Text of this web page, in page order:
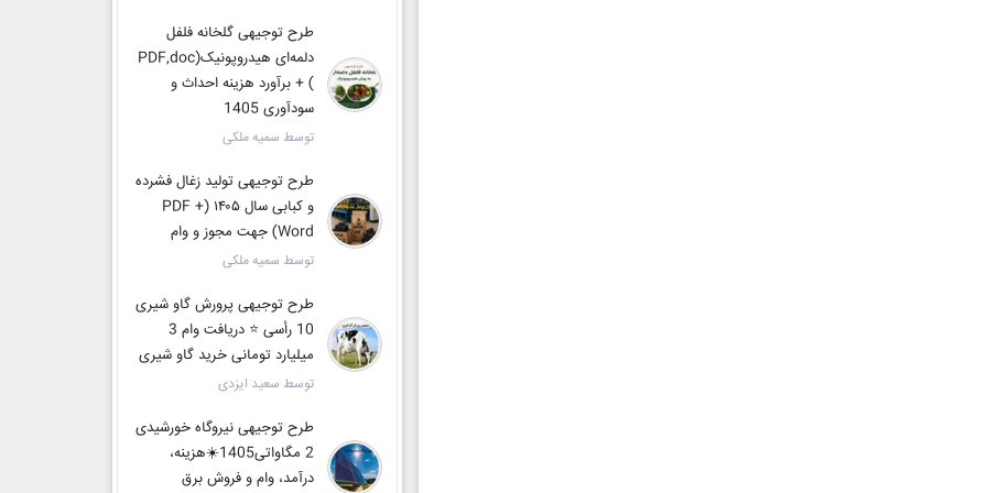
طرح توجیهی گلخانه فلفل
دلمه‌ای هیدروپونیک(PDF,doc
) + برآورد هزینه احداث و
سودآوری 1405
توسط سمیه ملکی
طرح توجیهی تولید زغال فشرده
و کبابی سال ۱۴۰۵ (PDF +
Word) جهت مجوز و وام
توسط سمیه ملکی
طرح توجیهی پرورش گاو شیری
10 رأسی ⭐ دریافت وام 3
میلیارد تومانی خرید گاو شیری
توسط سعید ایزدی
طرح توجیهی نیروگاه خورشیدی
2 مگاواتی1405☀️هزینه،
درآمد، وام و فروش برق